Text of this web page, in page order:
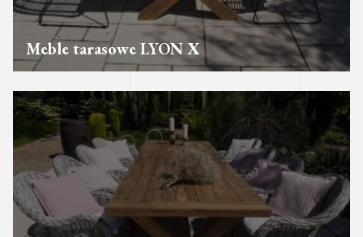
Meble tarasowe LYON X